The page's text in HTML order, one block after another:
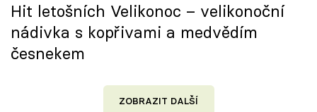
Hit letošních Velikonoc – velikonoční
nádivka s kopřivami a medvědím
česnekem
ZOBRAZIT DALŠÍ